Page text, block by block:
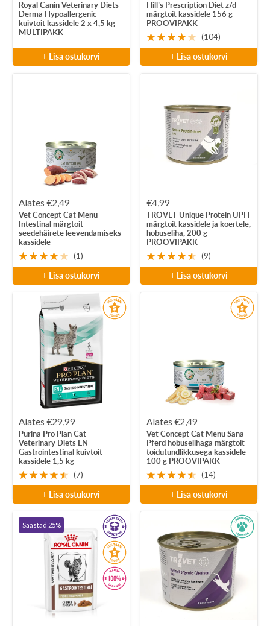
Royal Canin Veterinary Diets
Derma Hypoallergenic
kuivtoit kassidele 2 x 4,5 kg
MULTIPAKK
+ Lisa ostukorvi
Hill’s Prescription Diet z/d
märgtoit kassidele 156 g
PROOVIPAKK
(104)
+ Lisa ostukorvi
Soodushind
Alates €2,49
Vet Concept Cat Menu
Intestinal märgtoit
seedehäirete leevendamiseks
kassidele
(1)
+ Lisa ostukorvi
Soodushind
€4,99
TROVET Unique Protein UPH
märgtoit kassidele ja koertele,
hobuseliha, 200 g
PROOVIPAKK
(9)
+ Lisa ostukorvi
Soodushind
Alates €29,99
Purina Pro Plan Cat
Veterinary Diets EN
Gastrointestinal kuivtoit
kassidele 1,5 kg
(7)
+ Lisa ostukorvi
Soodushind
Alates €2,49
Vet Concept Cat Menu Sana
Pferd hobuselihaga märgtoit
toidutundlikkusega kassidele
100 g PROOVIPAKK
(14)
+ Lisa ostukorvi
Säästad 25%